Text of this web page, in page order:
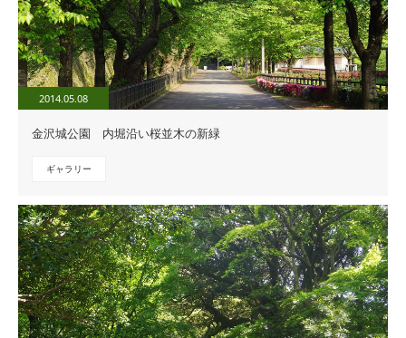
2014.05.08
金沢城公園 内堀沿い桜並木の新緑
ギャラリー